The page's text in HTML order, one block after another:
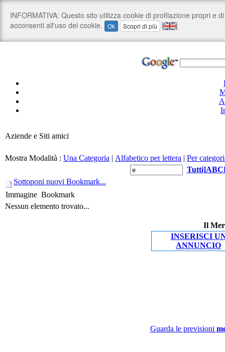
Aziende e Siti amici
Mostra Modalità : Una Categoria | Alfabetico per lettera | Per
Tutti]ABC
Sottoponi nuovi Bookmark...
Immagine Bookmark
Nessun elemento trovato...
Il
INSERISCI
ANNUNCIO
Guarda le previsioni